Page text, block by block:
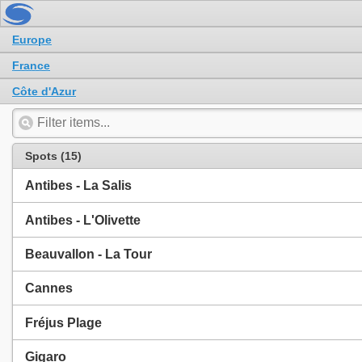
Europe
France
Côte d'Azur
Spots (15)
Antibes - La Salis
Antibes - L'Olivette
Beauvallon - La Tour
Cannes
Fréjus Plage
Gigaro